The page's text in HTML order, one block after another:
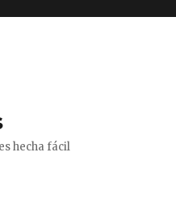
hecha fácil